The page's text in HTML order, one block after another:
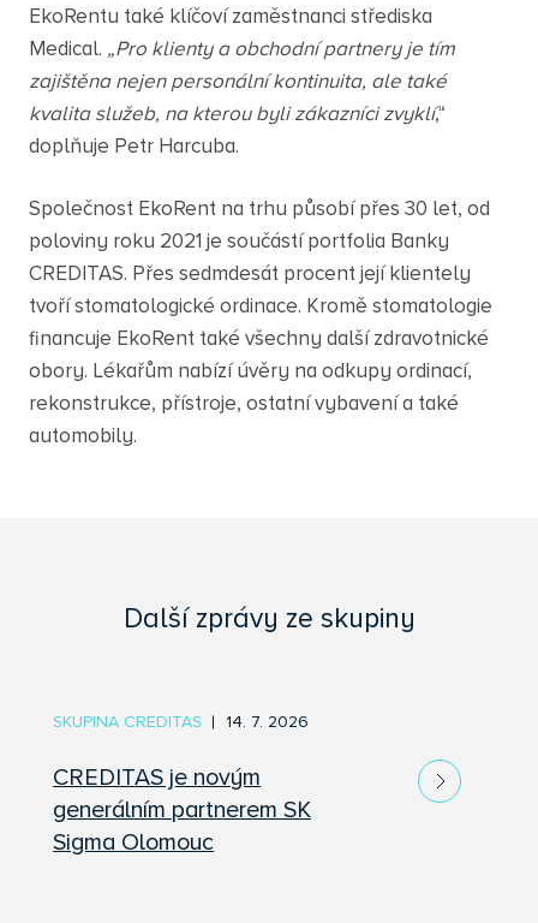
EkoRentu také klíčoví zaměstnanci střediska
Medical. „Pro klienty a obchodní partnery je tím
zajištěna nejen personální kontinuita, ale také
kvalita služeb, na kterou byli zákazníci zvyklí,“
doplňuje Petr Harcuba.
Společnost EkoRent na trhu působí přes 30 let, od
poloviny roku 2021 je součástí portfolia Banky
CREDITAS. Přes sedmdesát procent její klientely
tvoří stomatologické ordinace. Kromě stomatologie
financuje EkoRent také všechny další zdravotnické
obory. Lékařům nabízí úvěry na odkupy ordinací,
rekonstrukce, přístroje, ostatní vybavení a také
automobily.
Další zprávy ze skupiny
CREDITAS je novým
generálním partnerem SK
Sigma Olomouc
14. 7. 2026
SKUPINA CREDITAS